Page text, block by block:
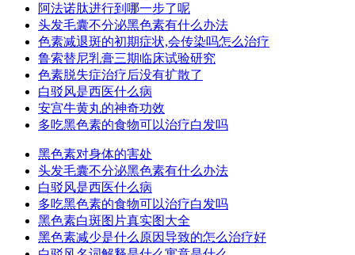
阿法诺肽进行到哪一步了呢
头发毛囊不分泌黑色素有什么办法
色素减退斑的初期症状,会传染吗怎么治疗
鲁索替尼乳膏三期临床试验研究
色素脱失症治疗后没有扩散了
白驳风是西医什么病
安宫牛黄丸的神奇功效
多吃黑色素的食物可以治疗白发吗
黑色素对身体的害处
头发毛囊不分泌黑色素有什么办法
白驳风是西医什么病
多吃黑色素的食物可以治疗白发吗
黑色素白斑图片真实图大全
黑色素减少是什么原因导致的怎么治疗好